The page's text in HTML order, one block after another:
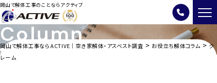
岡山で解体工事のことならアクティブ
Column
クレーム
岡山で解体工事ならACTIVE｜空き家解体・アスベスト調査 > お役立ち解体コラム >ク
レーム